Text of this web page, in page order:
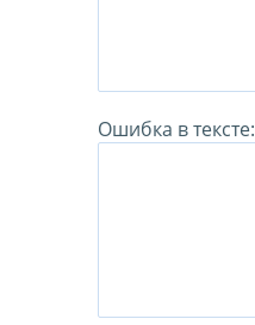
Ошибка в тексте: